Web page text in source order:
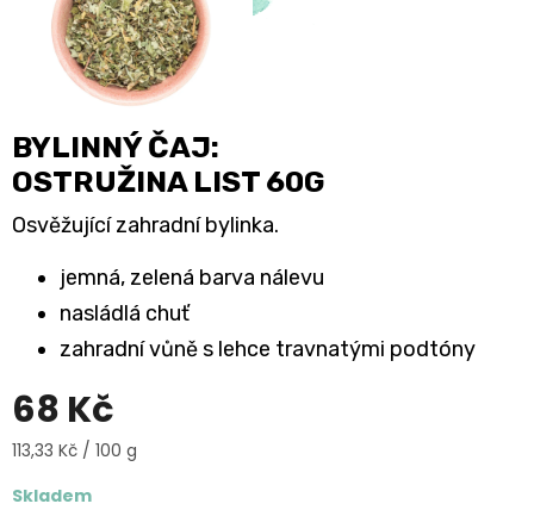
BYLINNÝ ČAJ:
OSTRUŽINA LIST 60G
Osvěžující zahradní bylinka.
jemná, zelená barva nálevu
nasládlá chuť
zahradní vůně s lehce travnatými podtóny
68 Kč
Měrná
113,33 Kč / 100 g
Skladem